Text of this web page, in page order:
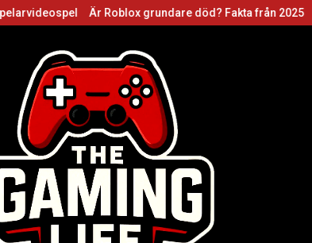
Är Roblox grundare död? Fakta från 2025